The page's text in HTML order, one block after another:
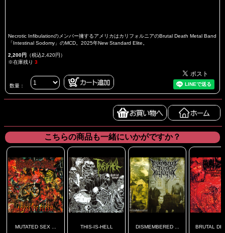
Necrotic Infibulationのメンバー擁するアメリカはカリフォルニアのBrutal Death Metal Band
「Intestinal Sodomy」のMCD。2025年New Standard Elite。
2,200円 （税込2,420円）
※在庫残り 3
数量：
こちらの商品も一緒にいかがですか？
MUTATED SEX ...
THIS-IS-HELL
DISMEMBERED ...
BRUTAL